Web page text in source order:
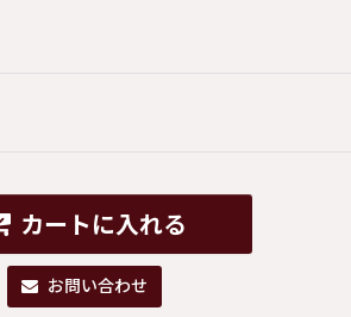
カートに入れる
お問い合わせ